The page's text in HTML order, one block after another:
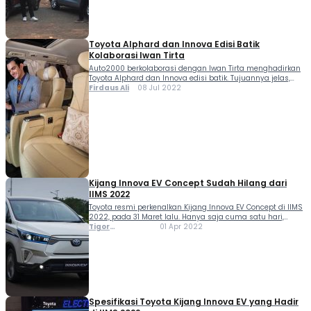
Toyota Alphard dan Innova Edisi Batik
Kolaborasi Iwan Tirta
Auto2000 berkolaborasi dengan Iwan Tirta menghadirkan
Toyota Alphard dan Innova edisi batik. Tujuannya jelas,
untuk meningkatkan kebanggaan atas batik melalui
Firdaus Ali 08 Jul 2022
Kijang Innova EV Concept Sudah Hilang dari
IIMS 2022
Toyota resmi perkenalkan Kijang Innova EV Concept di IIMS
2022, pada 31 Maret lalu. Hanya saja cuma satu hari,
mobil listrik tersebut muncul di pameran. Jika pengunjung
Tigor
01 Apr 2022
Spesifikasi Toyota Kijang Innova EV yang Hadir